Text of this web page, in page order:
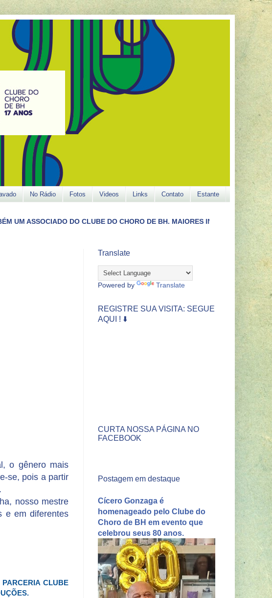
No Rádio Fotos Videos Links Contato Estante
DO CLUBE DO CHORO DE BH. MAIORES INFORMAÇÕES LIGUE (31)3422-4433.
o gênero mais
se, pois a partir
nosso mestre
e em diferentes
CLUBE
Translate
Powered by Translate
REGISTRE SUA VISITA: SEGUE
AQUI ! ⬇️
CURTA NOSSA PÁGINA NO
FACEBOOK
Postagem em destaque
Cícero Gonzaga é
homenageado pelo Clube do
Choro de BH em evento que
celebrou seus 80 anos.